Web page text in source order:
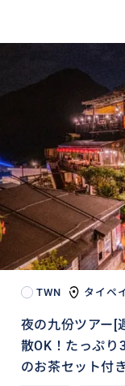
TWN タイペ
夜の九份ツアー[
散OK！たっぷ
のお茶セット付